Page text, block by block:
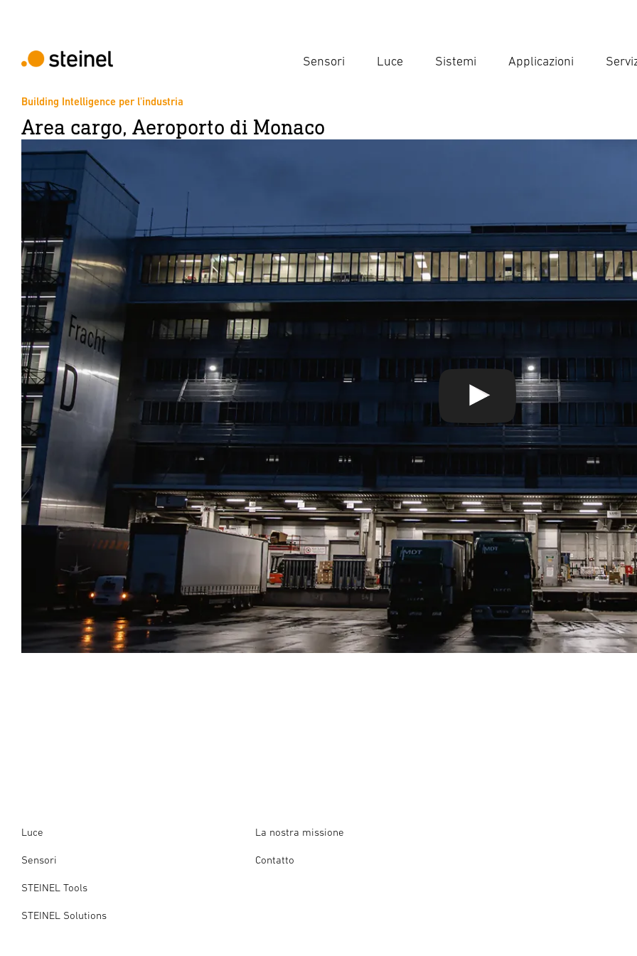
Sensori Luce Sistemi Applicazioni
Building Intelligence per l'industria
Area cargo, Aeroporto di Monaco
Luce
Sensori
STEINEL Tools
STEINEL Solutions
La nostra missione
Contatto